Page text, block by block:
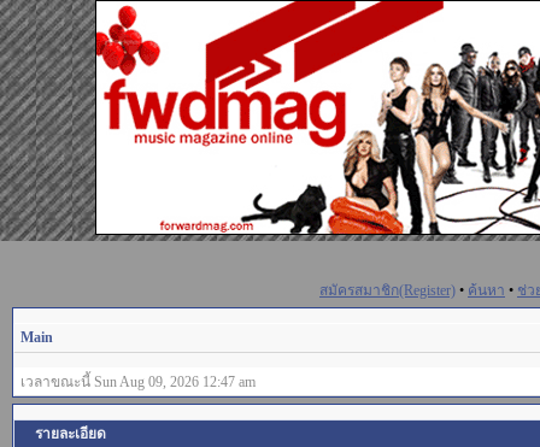
สมัครสมาชิก(Register) • ค้นหา • ช่ว
Main
เวลาขณะนี้ Sun Aug 09, 2026 12:47 am
รายละเอียด